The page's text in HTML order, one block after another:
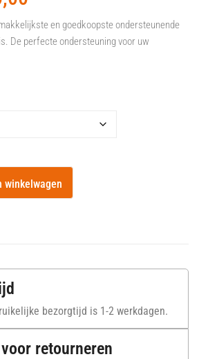
en goedkoopste ondersteunende
De perfecte ondersteuning voor uw
winkelwagen
bezorgtijd is 1-2 werkdagen.
retourneren